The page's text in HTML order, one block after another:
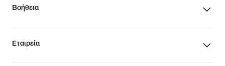
Βοήθεια
Εταιρεία